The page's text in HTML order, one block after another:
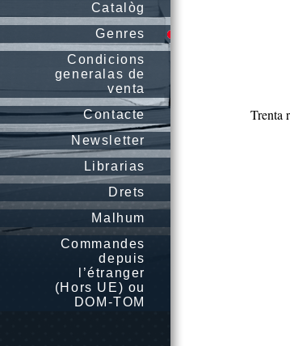
Catalòg
Genres
Condicions
generalas de
venta
Contacte
Newsletter
Librarias
Drets
Malhum
Commandes
depuis
l’étranger
(Hors UE) ou
DOM-TOM
Trenta